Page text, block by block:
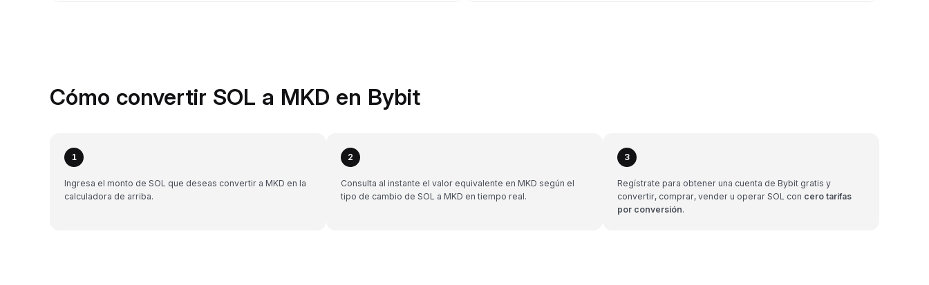
Cómo convertir SOL a MKD en Bybit
1
Ingresa el monto de SOL que deseas convertir a MKD en la
calculadora de arriba.
2
Consulta al instante el valor equivalente en MKD según el
tipo de cambio de SOL a MKD en tiempo real.
3
Regístrate para obtener una cuenta de Bybit gratis y
convertir, comprar, vender u operar SOL con cero tarifas
por conversión.